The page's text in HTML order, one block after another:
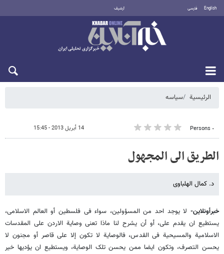
English فارسی أرشيف
الرئيسية سیاسه
٠ Persons 14 أبريل 2013 - 15:45
الطریق الى المجهول
د. کمال الهلباوی
خبرأونلاین- لا یوجد احد من المسؤولین، سواء فی فلسطین أو العالم الاسلامی،
یستطیع ان یقدم على، أو أن یشرح لنا ماذا تعنی وصایة الاردن على المقدسات
الاسلامیة والمسیحیة فی القدس، فالوصایة لا تکون إلا على قاصر أو مجنون لا
یحسن التصرف، وتکون ایضا ممن یحسن تلک الوصایة، ویستطیع ان یؤدیها خیر